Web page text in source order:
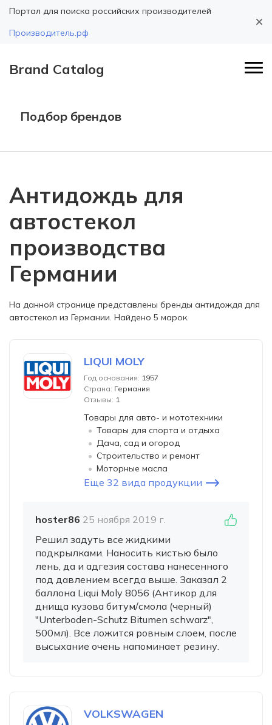
Портал для поиска российских производителей
Производитель.рф
Brand Catalog
Подбор брендов
Антидождь для
автостекол
производства
Германии
На данной странице представлены бренды антидождя для
автостекол из Германии. Найдено 5 марок.
LIQUI MOLY
Год основания: 1957
Страна: Германия
Отзывы: 1
Товары для авто- и мототехники
Товары для спорта и отдыха
Дача, сад и огород
Строительство и ремонт
Моторные масла
Еще 32 вида продукции
hoster86 25 ноября 2019 г.
Решил задуть все жидкими
подкрылками. Наносить кистью было
лень, да и адгезия состава нанесенного
под давлением всегда выше. Заказал 2
баллона Liqui Moly 8056 (Антикор для
днища кузова битум/смола (черный)
"Unterboden-Schutz Bitumen schwarz",
500мл). Все ложится ровным слоем, после
высыхание очень напоминает резину.
VOLKSWAGEN